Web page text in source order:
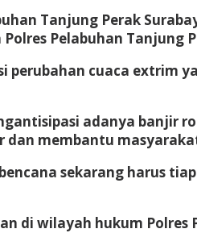
Tanjung Perak
Pelabuhan Tanjung
cuaca extrim
adanya banjir
dan membantu
sekarang harus
di wilayah hukum